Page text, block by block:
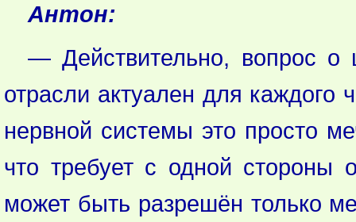
Антон:
— Действительно, вопрос о
отрасли актуален для каждого
нервной системы это просто
что требует с одной стороны
может быть разрешён только